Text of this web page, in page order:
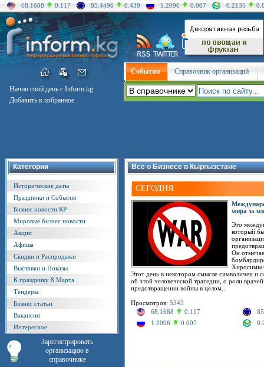
68.1688 0.117 85.4496 0.439 1.2096 0.007 0.2135
Начни свой день с Inform.kg
Добавить в избранное
События Справочник организаций
Категории
Исторические даты
Праздники и События
Бизнес новости КР
Мировые бизнес новости
Акции
Афиша
Скидки и Распродажи
Выставки и Показы
К празднику 8 Марта
Тендеры
Бизнес статьи
Вакансии
Интересное
Зарегистрировать
организацию в
справочнике
Все о Бизнесе в Кыргызстане
СЕГОДНЯ
мира за
Это
который
Он
Хиросимы
Этот день в некотором смысле символичен и
об этой человеческой трагедии, о роли
предотвращении войны в целом...
Просмотров: 5342
68.1688
0.117
1.2096
0.007